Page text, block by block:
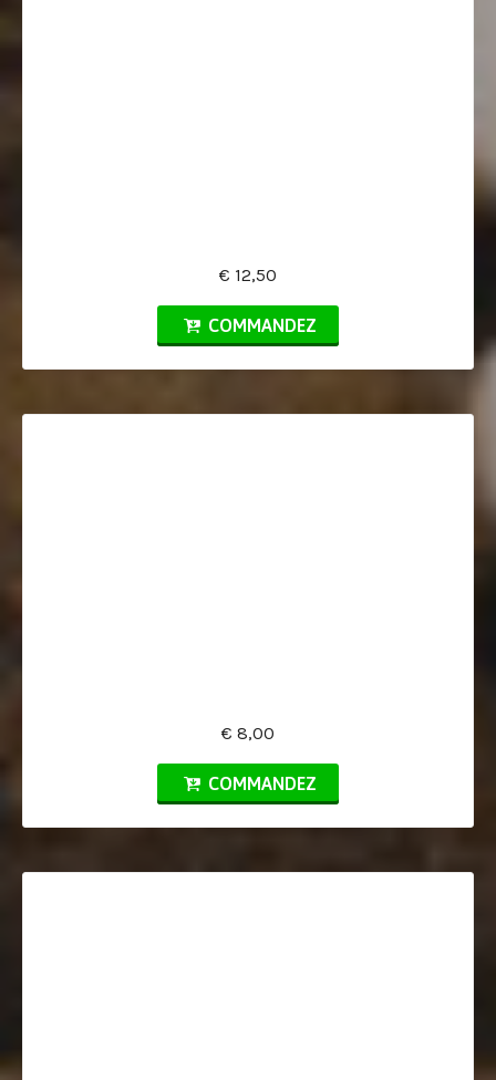
€ 12,50
COMMANDEZ
€ 8,00
COMMANDEZ